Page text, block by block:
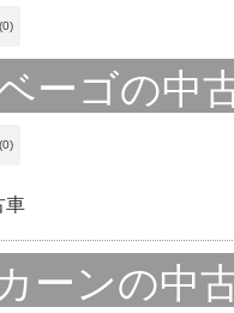
(0)
ーゴの中
(0)
車
ーンの中